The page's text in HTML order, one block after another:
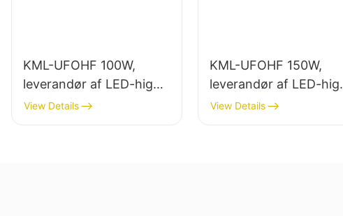
KML-UFOHF 100W,
leverandør af LED-high
bay-lys til industrianlæg,
lagerbygninger og andre
View Details
KML-UFOHF 150W,
leverandør af LED-
bay-lys til indendørs
belysning i
View Details